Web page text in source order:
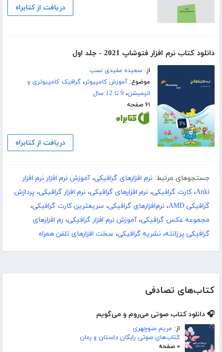
کتاب‌های تصادفی
🎧 دانلود کتاب صوتی می‌روم و می‌گویم
از: مریم منوچهری
کتاب‌های صوتی رایگان داستان و رمان
۰ صفحه
دریافت از کتابراه
دانلود کتاب نرم افزار فتوشاپ 2021 - جلد اول
از:سعیده مفیدی نسب
موضوع:آموزش کامپیوتر،گرافیک کامپیوتری و
انیمیشن، 9 تا 12 سال
۶۱ صفحه
دریافت از کتابراه
جستجوهای مرتبط: نرم افزارهای گرافیکی،آموزش نرم افزار نرم افزار
Anki،کارت گرافیکی، نرم افزارهای گرافیکی، نرم افزار گرافیکی، پردازش
گرافیکی AMD
، نرم‌افزارهای گرافیکی، سریعترین کارت گرافیکی،
مجموعه عکس گرافیکی،آموزش نرم افزار گرافیکی، رم افزارهای
گرافیکی پرزانته، نشریه گرافیکی، سخت افزارهای تلفن همراه